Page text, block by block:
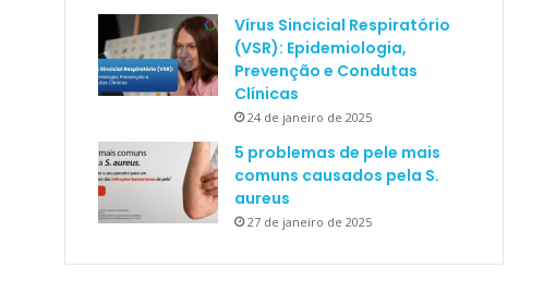
Vírus Sincicial Respiratório
(VSR): Epidemiologia,
Prevenção e Condutas
Clínicas
24 de janeiro de 2025
5 problemas de pele mais
comuns causados pela S.
aureus
27 de janeiro de 2025